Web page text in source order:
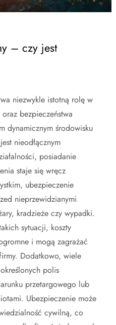
– czy jest
niezwykle istotną rolę w
bezpieczeństwa
dynamicznym środowisku
nieodłącznym
posiadanie
staje się wręcz
ubezpieczenie
nieprzewidzianymi
kradzieże czy wypadki.
sytuacji, koszty
i mogą zagrażać
Dodatkowo, wiele
polis
przetargowego lub
Ubezpieczenie może
cywilną, co